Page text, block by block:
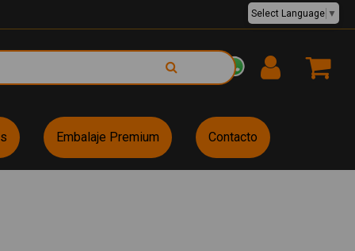
EUR €
Select Language ▼
Embalaje Premium Contacto